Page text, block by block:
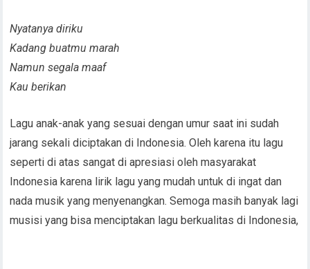
Nyatanya diriku
Kadang buatmu marah
Namun segala maaf
Kau berikan
Lagu anak-anak yang sesuai dengan umur saat ini sudah
jarang sekali diciptakan di Indonesia. Oleh karena itu lagu
seperti di atas sangat di apresiasi oleh masyarakat
Indonesia karena lirik lagu yang mudah untuk di ingat dan
nada musik yang menyenangkan. Semoga masih banyak lagi
musisi yang bisa menciptakan lagu berkualitas di Indonesia,